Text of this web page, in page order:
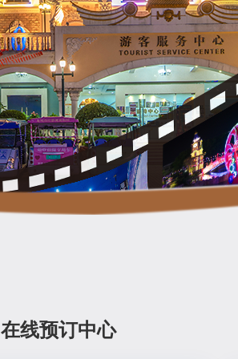
在线预订中心